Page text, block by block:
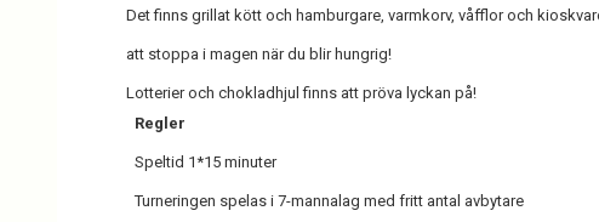
Det finns grillat kött och hamburgare, varmkorv, våfflor och
att stoppa i magen när du blir hungrig!
Lotterier och chokladhjul finns att pröva lyckan på!
Regler
Speltid 1*15 minuter
Turneringen spelas i 7-mannalag med fritt antal avbytare